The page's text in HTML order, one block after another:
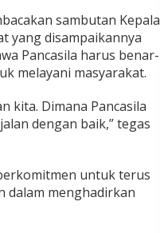
sambutan Kepala
yang disampaikannya
Pancasila harus benar-
melayani masyarakat.
kita. Dimana Pancasila
dengan baik,” tegas
untuk terus
dalam menghadirkan